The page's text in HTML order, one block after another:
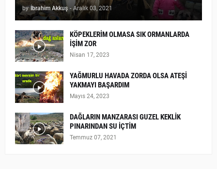
by İbrahim Akkuş - Aralık 03, 2021
KÖPEKLERİM OLMASA SIK ORMANLARDA
İŞİM ZOR
Nisan 17, 2023
YAĞMURLU HAVADA ZORDA OLSA ATEŞİ
YAKMAYI BAŞARDIM
Mayıs 24, 2023
DAĞLARIN MANZARASI GUZEL KEKLİK
PINARINDAN SU İÇTİM
Temmuz 07, 2021